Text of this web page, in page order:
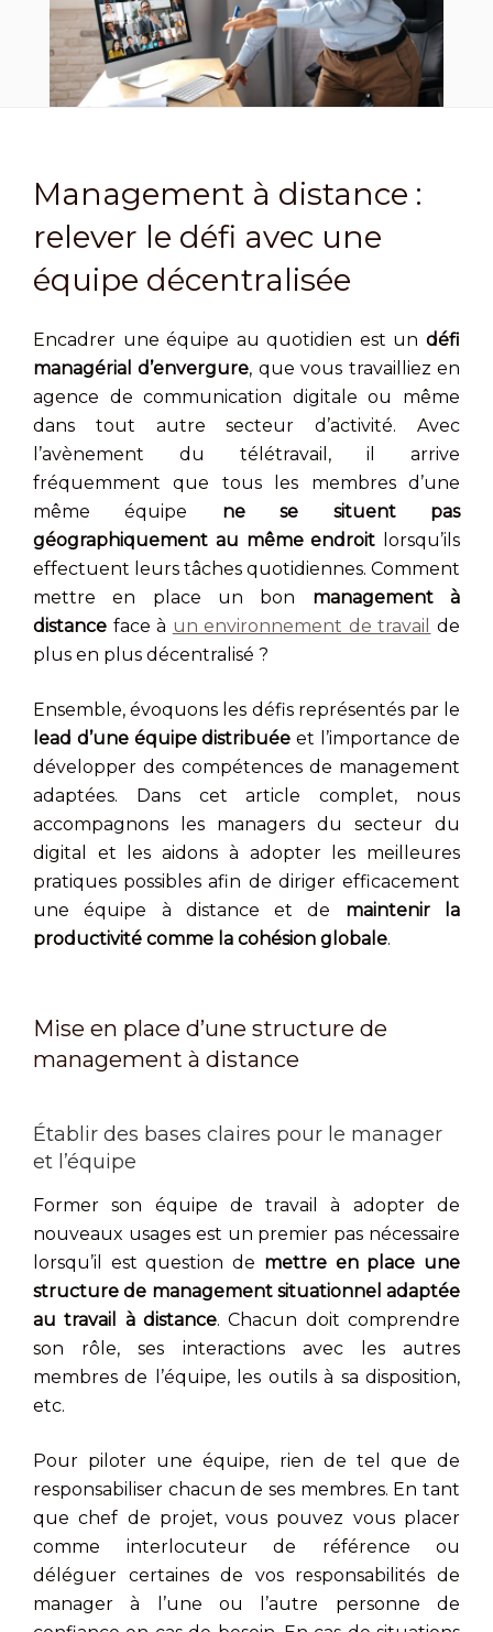
Management à distance :
relever le défi avec une
équipe décentralisée
Encadrer une équipe au quotidien est un défi
managérial d’envergure, que vous travailliez en
agence de communication digitale ou même
dans tout autre secteur d’activité. Avec
l’avènement du télétravail, il arrive
fréquemment que tous les membres d’une
même équipe ne se situent pas
géographiquement au même endroit lorsqu’ils
effectuent leurs tâches quotidiennes. Comment
mettre en place un bon management à
distance face à un environnement de travail
de
plus en plus décentralisé ?
Ensemble, évoquons les défis représentés par le
lead d’une équipe distribuée et l’importance de
développer des compétences de management
adaptées. Dans cet article complet, nous
accompagnons les managers du secteur du
digital et les aidons à adopter les meilleures
pratiques possibles afin de diriger efficacement
une équipe à distance et de maintenir la
productivité comme la cohésion globale.
Mise en place d’une structure de
management à distance
Établir des bases claires pour le manager
et l’équipe
Former son équipe de travail à adopter de
nouveaux usages est un premier pas nécessaire
lorsqu’il est question de mettre en place une
structure de management situationnel adaptée
au travail à distance. Chacun doit comprendre
son rôle, ses interactions avec les autres
membres de l’équipe, les outils à sa disposition,
etc.
Pour piloter une équipe, rien de tel que de
responsabiliser chacun de ses membres. En tant
que chef de projet, vous pouvez vous placer
comme interlocuteur de référence ou
déléguer certaines de vos responsabilités de
manager à l’une ou l’autre personne de